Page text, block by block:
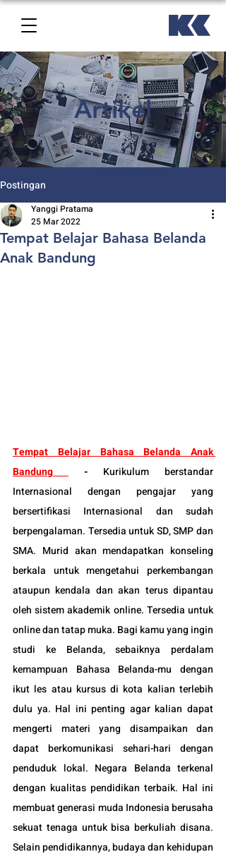
Artikel
Postingan
Tempat Belajar Bahasa Belanda
Anak Bandung
Yanggi Pratama
25 Mar 2022
Tempat Belajar Bahasa Belanda Anak
Bandung
-
Kurikulum berstandar
Internasional dengan pengajar yang
bersertifikasi Internasional dan sudah
berpengalaman. Tersedia untuk SD, SMP dan
SMA. Murid akan mendapatkan konseling
berkala untuk mengetahui perkembangan
ataupun kendala dan akan terus dipantau
oleh sistem akademik online. Tersedia untuk
online dan tatap muka. Bagi kamu yang ingin
studi ke Belanda, sebaiknya perdalam
kemampuan Bahasa Belanda-mu dengan
ikut les atau kursus di kota kalian terlebih
dulu ya. Hal ini penting agar kalian dapat
mengerti materi yang disampaikan dan
dapat berkomunikasi sehari-hari dengan
penduduk lokal. Negara Belanda terkenal
dengan kualitas pendidikan terbaik. Hal ini
membuat generasi muda Indonesia berusaha
sekuat tenaga untuk bisa berkuliah disana.
Selain pendidikannya, budaya dan kehidupan